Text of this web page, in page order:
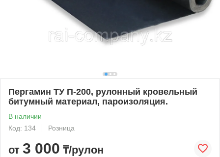
Пергамин ТУ П-200, рулонный кровельный
битумный материал, пароизоляция.
В наличии
Код: 134
Розница
от 3 000 ₸/рулон